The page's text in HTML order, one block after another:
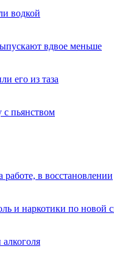
водкой
вдвое меньше
его из таза
с пьянством
в восстановлении
и наркотики по новой